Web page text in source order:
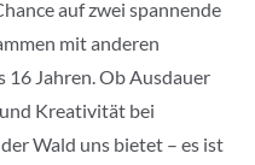
auf zwei spannende
mit anderen
16 Jahren. Ob Ausdauer
Kreativität bei
Wald uns bietet – es ist